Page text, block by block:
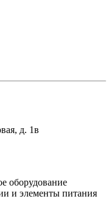
д. 1в
оборудование
и элементы питания